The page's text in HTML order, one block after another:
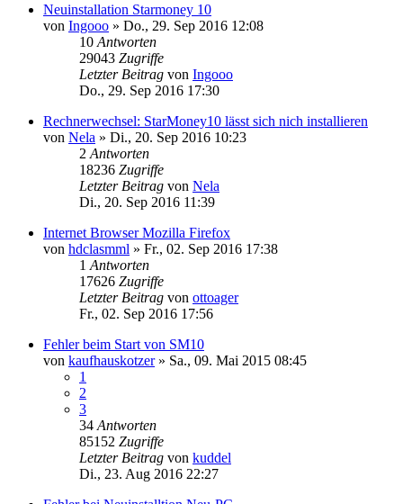
Neuinstallation Starmoney 10
von Ingooo » Do., 29. Sep 2016 12:08
10 Antworten
29043 Zugriffe
Letzter Beitrag von Ingooo
Do., 29. Sep 2016 17:30
Rechnerwechsel: StarMoney10 lässt sich nich installieren
von Nela » Di., 20. Sep 2016 10:23
2 Antworten
18236 Zugriffe
Letzter Beitrag von Nela
Di., 20. Sep 2016 11:39
Internet Browser Mozilla Firefox
von hdclasmml » Fr., 02. Sep 2016 17:38
1 Antworten
17626 Zugriffe
Letzter Beitrag von ottoager
Fr., 02. Sep 2016 17:56
Fehler beim Start von SM10
von kaufhauskotzer» Sa., 09. Mai 2015 08:45
1
2
3
34 Antworten
85152 Zugriffe
Letzter Beitrag von kuddel
Di., 23. Aug 2016 22:27